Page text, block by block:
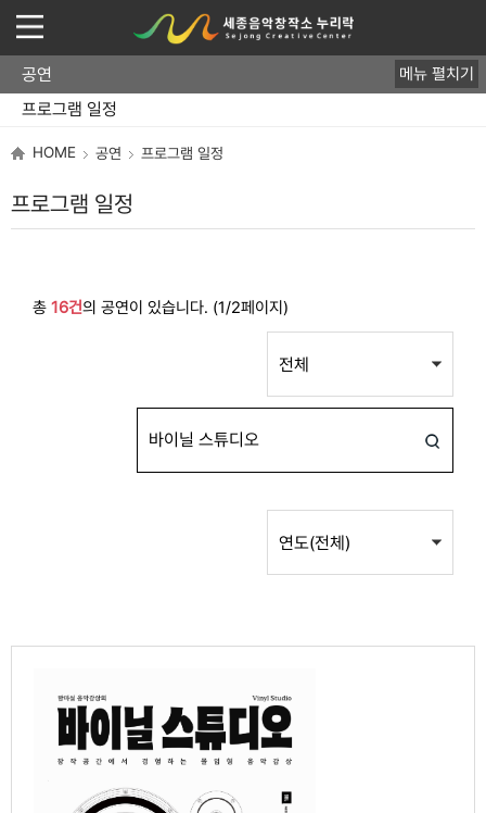
공연
디깅라이브세종
바이닐스튜디오
클럽 라이브
뮤즈세종 쇼케이스
프로그램 일정
메뉴 펼치기
HOME 공연 프로그램 일정
프로그램 일정
총 16건의 공연이 있습니다. (1/2페이지)